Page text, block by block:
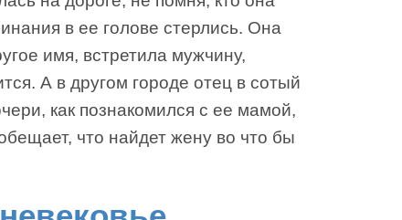
в ее голове стерлись. Она
имя, встретила мужчину,
А в другом городе отец в сотый
как познакомился с ее мамой,
что найдет жену во что бы